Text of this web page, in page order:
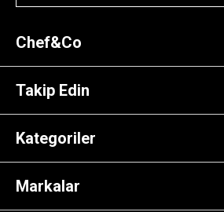
Chef&Co
Takip Edin
Kategoriler
Markalar